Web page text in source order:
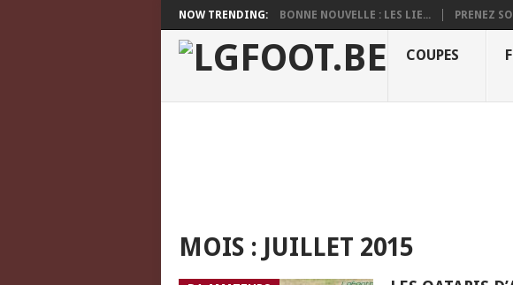
NOW TRENDING: BONNE NOUVELLE : LES LIE... PRENEZ
COUPES
MOIS : JUILLET 2015